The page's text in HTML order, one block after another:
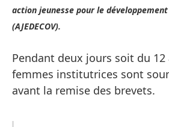
action jeunesse pour le
(AJEDECOV).
Pendant deux jours soit du 12
femmes institutrices sont
avant la remise des brevets.